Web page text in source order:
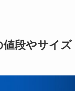
値段やサイズ